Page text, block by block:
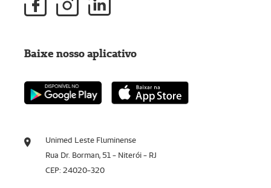
Unimed Leste Fluminense
Rua Dr. Borman, 51 - Niterói - RJ
CEP: 24020-320
Baixe nosso aplicativo